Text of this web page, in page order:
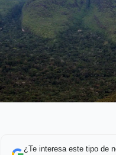
¿Te interesa este tipo de